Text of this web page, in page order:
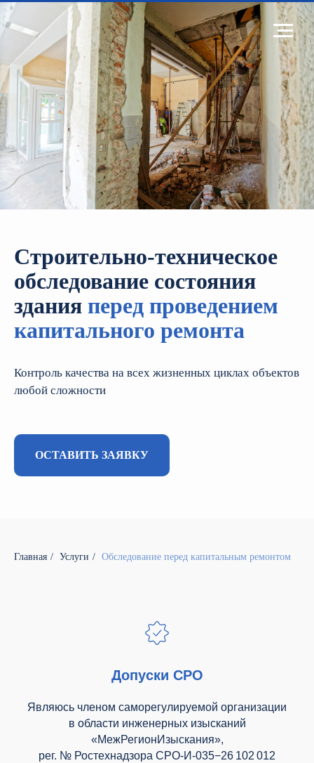
Строительно-техническое
обследование состояния
здания перед проведением
капитального ремонта
Контроль качества на всех жизненных циклах объектов
любой сложности
ОСТАВИТЬ ЗАЯВКУ
Главная / Услуги / Обследование перед капитальным ремонтом
Допуски СРО
Являюсь членом саморегулируемой организации
в области инженерных изысканий
«МежРегионИзыскания»,
рег. № Ростехнадзора СРО-И-035−26 102 012